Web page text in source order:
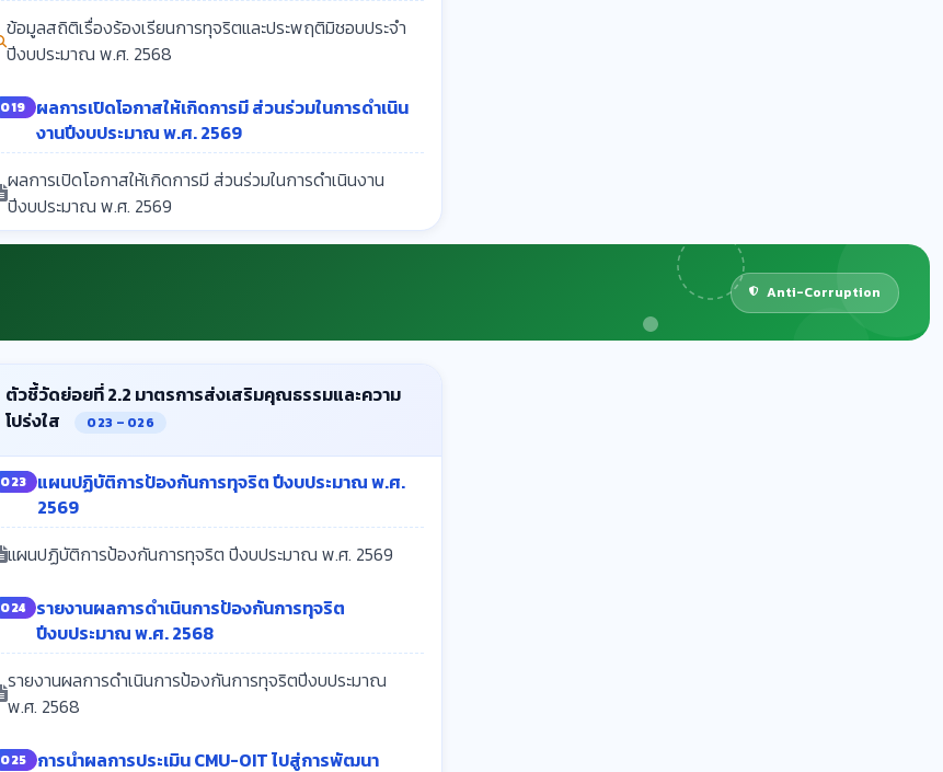
ข้อมูลสถิติเรื่องร้องเรียนการทุจริตและประพฤติมิชอบประจำ
ปีงบประมาณ พ.ศ. 2568
O19 ผลการเปิดโอกาสให้เกิดการมี ส่วนร่วมในการดำเนิน
งานปีงบประมาณ พ.ศ. 2569
ผลการเปิดโอกาสให้เกิดการมี ส่วนร่วมในการดำเนินงาน
ปีงบประมาณ พ.ศ. 2569
Anti-Corruption
ตัวชี้วัดย่อยที่ 2.2 มาตรการส่งเสริมคุณธรรมและความ
โปร่งใส
O23 – O26
O23 แผนปฏิบัติการป้องกันการทุจริต ปีงบประมาณ พ.ศ.
2569
แผนปฏิบัติการป้องกันการทุจริต ปีงบประมาณ พ.ศ. 2569
O24 รายงานผลการดำเนินการป้องกันการทุจริต
ปีงบประมาณ พ.ศ. 2568
รายงานผลการดำเนินการป้องกันการทุจริตปีงบประมาณ
พ.ศ. 2568
O25 การนำผลการประเมิน CMU-OIT ไปสู่การพัฒนา